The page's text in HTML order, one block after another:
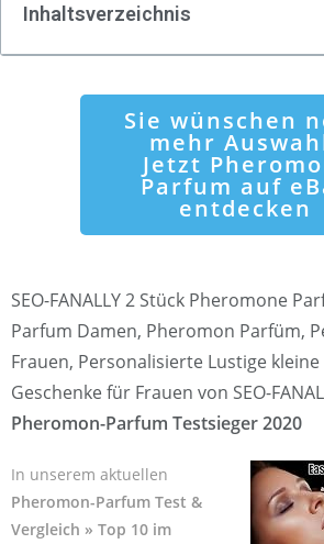
Inhaltsverzeichnis
Sie wünschen
mehr
Jetzt
Parfum auf
entdecken
SEO-FANALLY 2 Stück Pheromone
Parfum Damen, Pheromon Parfüm,
Frauen, Personalisierte Lustige
Geschenke für Frauen von SEO-
Pheromon-Parfum Testsieger 2020
In unserem aktuellen
Pheromon-Parfum Test &
Vergleich » Top 10 im